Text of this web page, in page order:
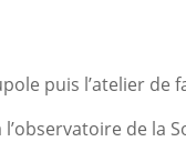
puis l’atelier
de la